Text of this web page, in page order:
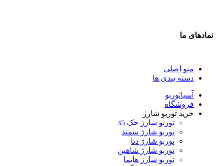
نمادهای ما
منو اصلی
دسته بندی ها
آسیاتوربو
فروشگاه
خرید توربو شارژ
توربو شارژ جک s5
توربو شارژ سمند
توربو شارژ دنا
توربو شارژ شاهین
توربو شارژ هایما